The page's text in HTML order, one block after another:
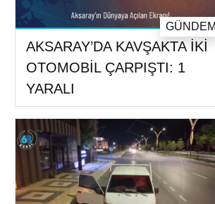
AKSARAY’DA KAVŞAKTA İKİ
OTOMOBİL ÇARPIŞTI: 1
YARALI
GÜNDEM